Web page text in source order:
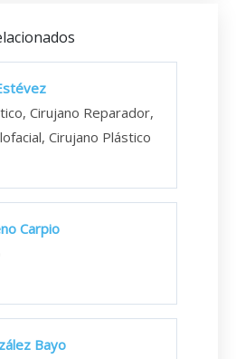
Cirujano Reparador,
Cirujano Plástico
Carpio
Bayo